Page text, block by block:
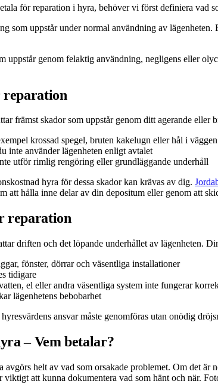
för reparation i hyra, behöver vi först definiera vad
som uppstår under normal användning av
uppstår genom felaktig användning, negligens eller
reparation
främst skador som uppstår genom ditt agerande eller
krossad spegel, bruten kakelugn eller hål i väggen
inte använder lägenheten enligt avtalet
utför rimlig rengöring eller grundläggande underhåll
hyra för dessa skador kan krävas av dig.
att hålla inne delar av din depositum eller genom att
reparation
driften och det löpande underhållet av lägenheten.
fönster, dörrar och väsentliga installationer
tidigare
el eller andra väsentliga system inte fungerar
lägenhetens bebobarhet
ansvar måste genomföras utan onödig
– Vem betalar?
avgörs helt av vad som orsakade problemet. Om det
att kunna dokumentera vad som hänt och när.